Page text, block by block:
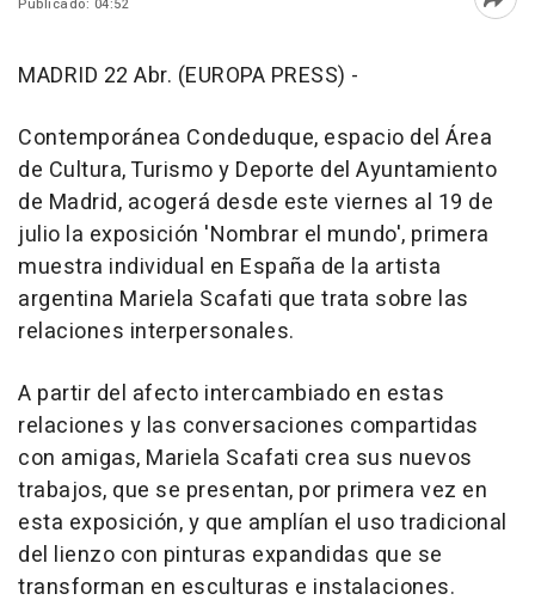
Publicado: 04:52
MADRID 22 Abr. (EUROPA PRESS) -
Contemporánea Condeduque, espacio del Área
de Cultura, Turismo y Deporte del Ayuntamiento
de Madrid, acogerá desde este viernes al 19 de
julio la exposición 'Nombrar el mundo', primera
muestra individual en España de la artista
argentina Mariela Scafati que trata sobre las
relaciones interpersonales.
A partir del afecto intercambiado en estas
relaciones y las conversaciones compartidas
con amigas, Mariela Scafati crea sus nuevos
trabajos, que se presentan, por primera vez en
esta exposición, y que amplían el uso tradicional
del lienzo con pinturas expandidas que se
transforman en esculturas e instalaciones.